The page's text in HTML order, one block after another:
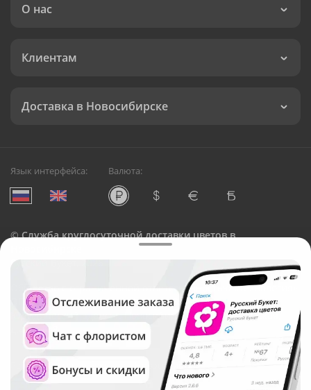
О нас
Клиентам
Доставка в Новосибирске
Язык интерфейса: Валюта:
©Служба круглосуточной доставки цветов в
Русский Букет, 2026
Общество с ограниченной ответственностью «Технология»
ОГРН: 1195476081745, ИНН: 5410081997
Юридический адрес: г. Новосибирск, ул. Ипподромская,
д.42, оф. 3
Рейтинг Русского букета в г. Новосибирск